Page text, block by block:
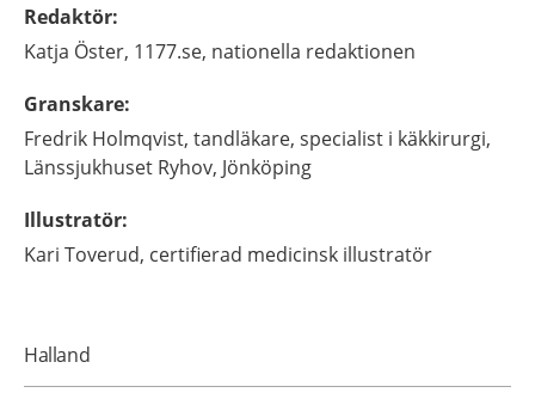
Redaktör:
Katja Öster, 1177.se, nationella redaktionen
Granskare:
Fredrik Holmqvist, tandläkare, specialist i käkkirurgi,
Länssjukhuset Ryhov, Jönköping
Illustratör:
Kari Toverud, certifierad medicinsk illustratör
Halland